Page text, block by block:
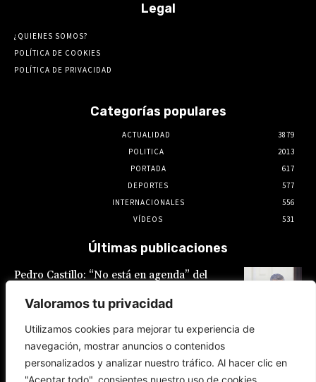
Valoramos tu privacidad
Utilizamos cookies para mejorar tu experiencia de
navegación, mostrar anuncios o contenidos
personalizados y analizar nuestro tráfico. Al hacer clic en
"Aceptar todo", consientes nuestro uso de cookies.
Legal
¿QUIENES SOMOS?
POLÍTICA DE COOKIES
POLÍTICA DE PRIVACIDAD
Categorías populares
ACTUALIDAD
3879
POLITICA
2013
PORTADA
617
DEPORTES
577
INTERNACIONALES
556
VÍDEOS
531
Últimas publicaciones
Pedro Castillo: “No está en agenda” del
Luis Galarreta
Keiko Fujimori ofrece «escudo total» a la
Policía Nacional en la lucha contra la
delincuencia